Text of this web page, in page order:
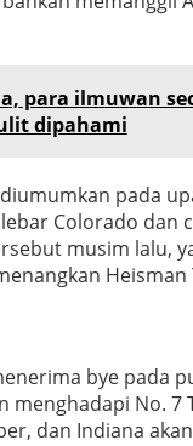
para ilmuwan
dipahami
pada
Colorado dan
musim lalu,
Heisman
bye pada
menghadapi No. 7
dan Indiana